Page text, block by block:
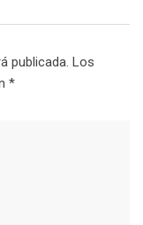
publicada. Los
*